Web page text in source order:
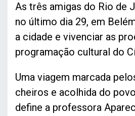
As três amigas do Rio de
no último dia 29, em
a cidade e vivenciar as
programação cultural do
Uma viagem marcada
cheiros e acolhida do
define a professora